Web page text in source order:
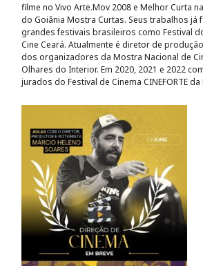
filme no Vivo Arte.Mov 2008 e Melhor Curta
do Goiânia Mostra Curtas. Seus trabalhos já
grandes festivais brasileiros como Festival
Cine Ceará. Atualmente é diretor de produção
dos organizadores da Mostra Nacional de
Olhares do Interior. Em 2020, 2021 e 2022
jurados do Festival de Cinema CINEFORTE da